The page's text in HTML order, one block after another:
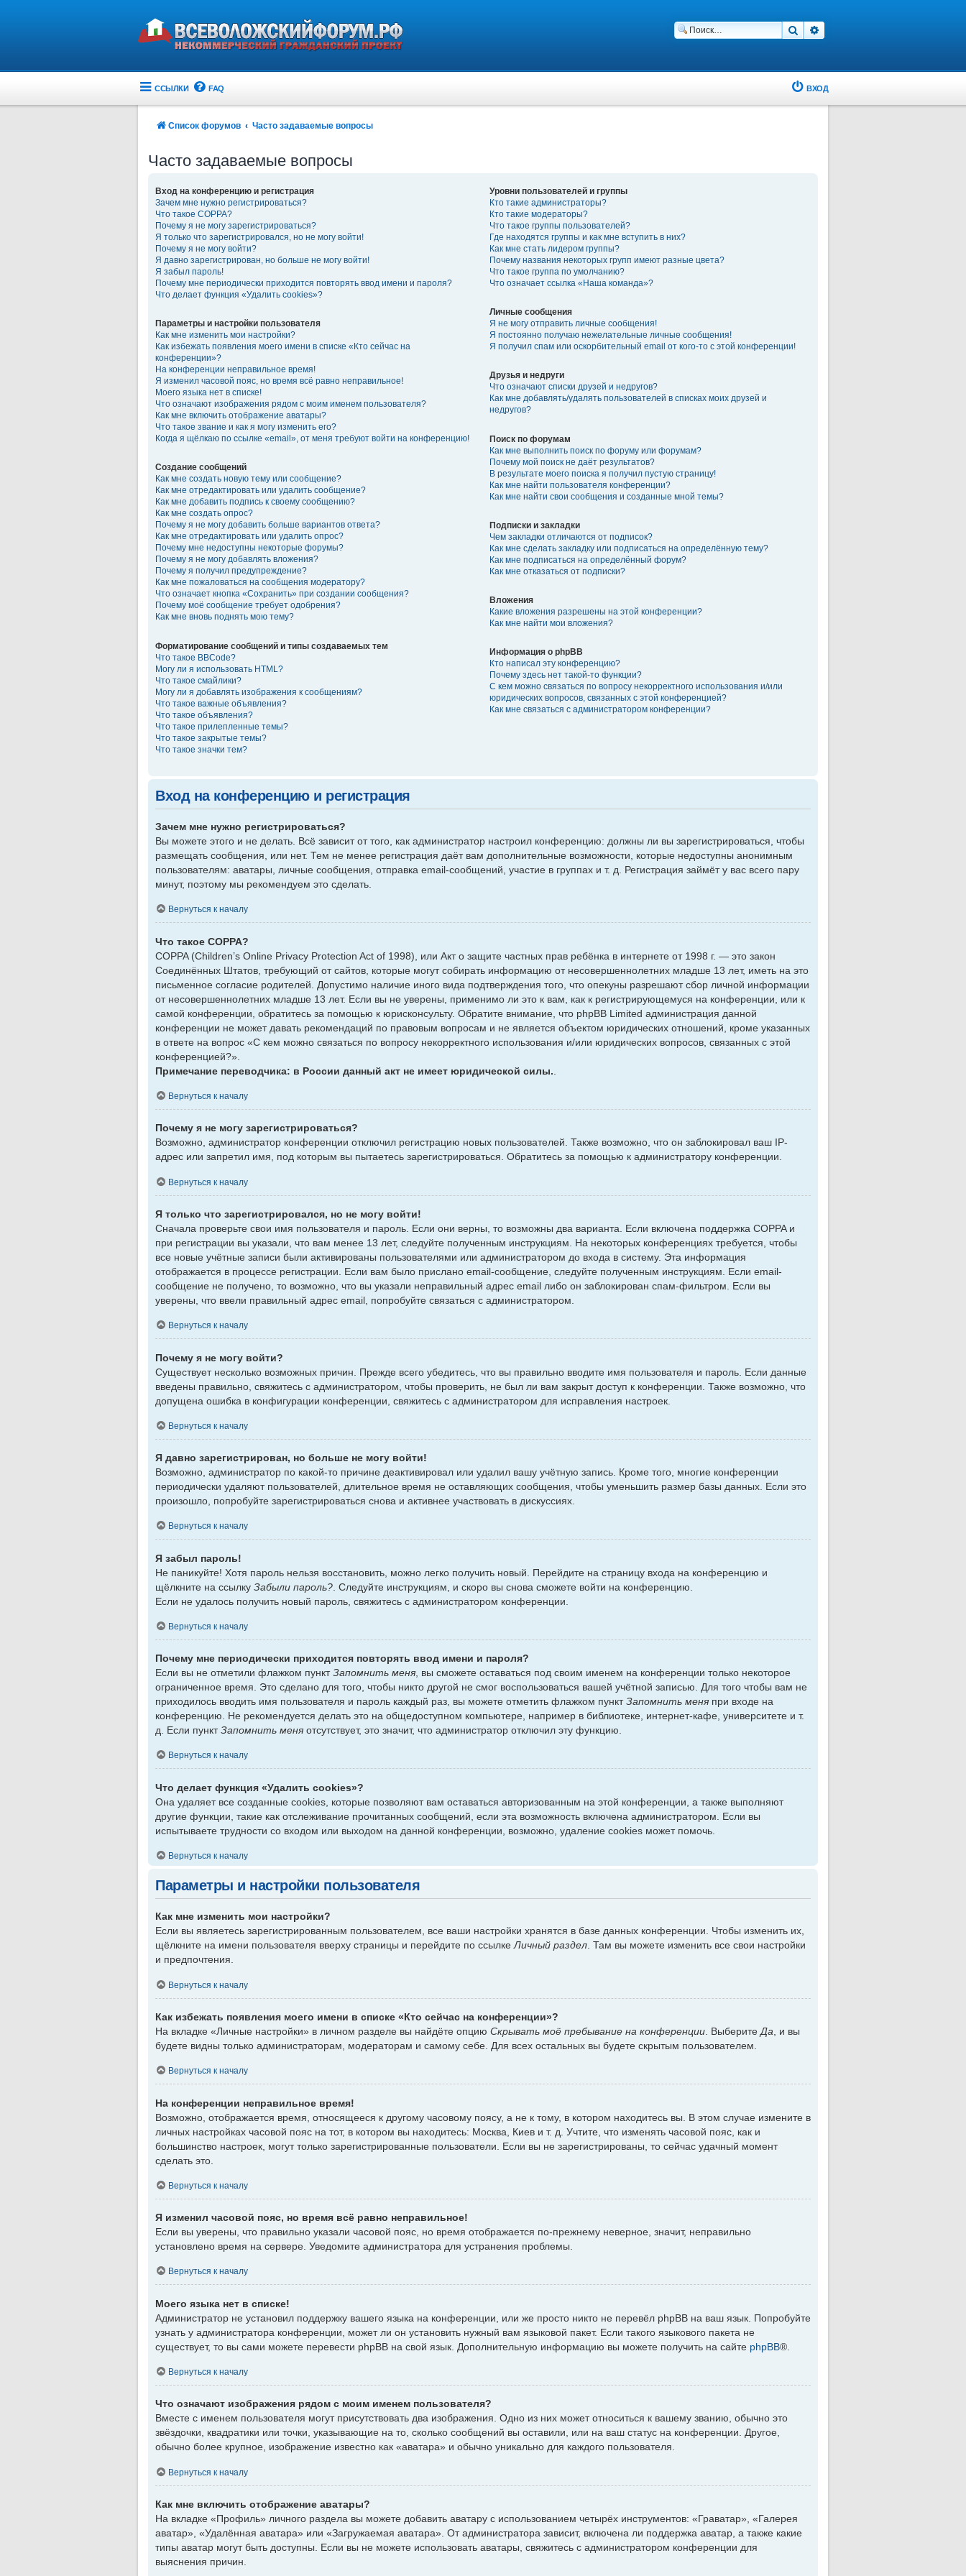
Поиск
ССЫЛКИ FAQ ВХОД
Список форумов Часто задаваемые вопросы
Часто задаваемые вопросы
Вход на конференцию и регистрация
Зачем мне нужно регистрироваться?
Что такое COPPA?
Почему я не могу зарегистрироваться?
Я только что зарегистрировался, но не могу войти!
Почему я не могу войти?
Я давно зарегистрирован, но больше не могу войти!
Я забыл пароль!
Почему мне периодически приходится повторять ввод имени и пароля?
Что делает функция «Удалить cookies»?
Параметры и настройки пользователя
Как мне изменить мои настройки?
Как избежать появления моего имени в списке «Кто сейчас на
конференции»?
На конференции неправильное время!
Я изменил часовой пояс, но время всё равно неправильное!
Моего языка нет в списке!
Что означают изображения рядом с моим именем пользователя?
Как мне включить отображение аватары?
Что такое звание и как я могу изменить его?
Когда я щёлкаю по ссылке «email», от меня требуют войти на конференцию!
Создание сообщений
Как мне создать новую тему или сообщение?
Как мне отредактировать или удалить сообщение?
Как мне добавить подпись к своему сообщению?
Как мне создать опрос?
Почему я не могу добавить больше вариантов ответа?
Как мне отредактировать или удалить опрос?
Почему мне недоступны некоторые форумы?
Почему я не могу добавлять вложения?
Почему я получил предупреждение?
Как мне пожаловаться на сообщения модератору?
Что означает кнопка «Сохранить» при создании сообщения?
Почему моё сообщение требует одобрения?
Как мне вновь поднять мою тему?
Форматирование сообщений и типы создаваемых тем
Что такое BBCode?
Могу ли я использовать HTML?
Что такое смайлики?
Могу ли я добавлять изображения к сообщениям?
Что такое важные объявления?
Что такое объявления?
Что такое прилепленные темы?
Что такое закрытые темы?
Что такое значки тем?
Уровни пользователей и группы
Кто такие администраторы?
Кто такие модераторы?
Что такое группы пользователей?
Где находятся группы и как мне вступить в них?
Как мне стать лидером группы?
Почему названия некоторых групп имеют разные цвета?
Что такое группа по умолчанию?
Что означает ссылка «Наша команда»?
Личные сообщения
Я не могу отправить личные сообщения!
Я постоянно получаю нежелательные личные сообщения!
Я получил спам или оскорбительный email от кого-то с этой конференции!
Друзья и недруги
Что означают списки друзей и недругов?
Как мне добавлять/удалять пользователей в списках моих друзей и
недругов?
Поиск по форумам
Как мне выполнить поиск по форуму или форумам?
Почему мой поиск не даёт результатов?
В результате моего поиска я получил пустую страницу!
Как мне найти пользователя конференции?
Как мне найти свои сообщения и созданные мной темы?
Подписки и закладки
Чем закладки отличаются от подписок?
Как мне сделать закладку или подписаться на определённую тему?
Как мне подписаться на определённый форум?
Как мне отказаться от подписки?
Вложения
Какие вложения разрешены на этой конференции?
Как мне найти мои вложения?
Информация о phpBB
Кто написал эту конференцию?
Почему здесь нет такой-то функции?
С кем можно связаться по вопросу некорректного использования и/или
юридических вопросов, связанных с этой конференцией?
Как мне связаться с администратором конференции?
Вход на конференцию и регистрация
Зачем мне нужно регистрироваться?
Вы можете этого и не делать. Всё зависит от того, как администратор настроил конференцию: должны ли вы зарегистрироваться, чтобы
размещать сообщения, или нет. Тем не менее регистрация даёт вам дополнительные возможности, которые недоступны анонимным
пользователям: аватары, личные сообщения, отправка email-сообщений, участие в группах и т. д. Регистрация займёт у вас всего пару
минут, поэтому мы рекомендуем это сделать.
Вернуться к началу
Что такое COPPA?
COPPA (Children’s Online Privacy Protection Act of 1998), или Акт о защите частных прав ребёнка в интернете от 1998 г. — это закон
Соединённых Штатов, требующий от сайтов, которые могут собирать информацию от несовершеннолетних младше 13 лет, иметь на это
письменное согласие родителей. Допустимо наличие иного вида подтверждения того, что опекуны разрешают сбор личной информации
от несовершеннолетних младше 13 лет. Если вы не уверены, применимо ли это к вам, как к регистрирующемуся на конференции, или к
самой конференции, обратитесь за помощью к юрисконсульту. Обратите внимание, что phpBB Limited администрация данной
конференции не может давать рекомендаций по правовым вопросам и не является объектом юридических отношений, кроме указанных
в ответе на вопрос «С кем можно связаться по вопросу некорректного использования и/или юридических вопросов, связанных с этой
конференцией?».
Примечание переводчика: в России данный акт не имеет юридической силы.
Вернуться к началу
Почему я не могу зарегистрироваться?
Возможно, администратор конференции отключил регистрацию новых пользователей. Также возможно, что он заблокировал ваш IP-
адрес или запретил имя, под которым вы пытаетесь зарегистрироваться. Обратитесь за помощью к администратору конференции.
Вернуться к началу
Я только что зарегистрировался, но не могу войти!
Сначала проверьте свои имя пользователя и пароль. Если они верны, то возможны два варианта. Если включена поддержка COPPA и
при регистрации вы указали, что вам менее 13 лет, следуйте полученным инструкциям. На некоторых конференциях требуется, чтобы
все новые учётные записи были активированы пользователями или администратором до входа в систему. Эта информация
отображается в процессе регистрации. Если вам было прислано email-сообщение, следуйте полученным инструкциям. Если email-
сообщение не получено, то возможно, что вы указали неправильный адрес email либо он заблокирован спам-фильтром. Если вы
уверены, что ввели правильный адрес email, попробуйте связаться с администратором.
Вернуться к началу
Почему я не могу войти?
Существует несколько возможных причин. Прежде всего убедитесь, что вы правильно вводите имя пользователя и пароль. Если данные
введены правильно, свяжитесь с администратором, чтобы проверить, не был ли вам закрыт доступ к конференции. Также возможно, что
допущена ошибка в конфигурации конференции, свяжитесь с администратором для исправления настроек.
Вернуться к началу
Я давно зарегистрирован, но больше не могу войти!
Возможно, администратор по какой-то причине деактивировал или удалил вашу учётную запись. Кроме того, многие конференции
периодически удаляют пользователей, длительное время не оставляющих сообщения, чтобы уменьшить размер базы данных. Если это
произошло, попробуйте зарегистрироваться снова и активнее участвовать в дискуссиях.
Вернуться к началу
Я забыл пароль!
Не паникуйте! Хотя пароль нельзя восстановить, можно легко получить новый. Перейдите на страницу входа на конференцию и
щёлкните на ссылку Забыли пароль? . Следуйте инструкциям, и скоро вы снова сможете войти на конференцию.
Если не удалось получить новый пароль, свяжитесь с администратором конференции.
Вернуться к началу
Почему мне периодически приходится повторять ввод имени и пароля?
Если вы не отметили флажком пунктЗапомнить меня, вы сможете оставаться под своим именем на конференции только некоторое
ограниченное время. Это сделано для того, чтобы никто другой не смог воспользоваться вашей учётной записью. Для того чтобы вам не
приходилось вводить имя пользователя и пароль каждый раз, вы можете отметить флажком пунктЗапомнить меня при входе на
конференцию. Не рекомендуется делать это на общедоступном компьютере, например в библиотеке, интернет-кафе, университете и т.
д. Если пунктЗапомнить меня отсутствует, это значит, что администратор отключил эту функцию.
Вернуться к началу
Что делает функция «Удалить cookies»?
Она удаляет все созданные cookies, которые позволяют вам оставаться авторизованным на этой конференции, а также выполняют
другие функции, такие как отслеживание прочитанных сообщений, если эта возможность включена администратором. Если вы
испытываете трудности со входом или выходом на данной конференции, возможно, удаление cookies может помочь.
Вернуться к началу
Параметры и настройки пользователя
Как мне изменить мои настройки?
Если вы являетесь зарегистрированным пользователем, все ваши настройки хранятся в базе данных конференции. Чтобы изменить их,
щёлкните на имени пользователя вверху страницы и перейдите по ссылкеЛичный раздел. Там вы можете изменить все свои настройки
и предпочтения.
Вернуться к началу
Как избежать появления моего имени в списке «Кто сейчас на конференции»?
На вкладке «Личные настройки» в личном разделе вы найдёте опцию Скрывать моё пребывание на конференции . Выберите Да , и вы
будете видны только администраторам, модераторам и самому себе. Для всех остальных вы будете скрытым пользователем.
Вернуться к началу
На конференции неправильное время!
Возможно, отображается время, относящееся к другому часовому поясу, а не к тому, в котором находитесь вы. В этом случае измените в
личных настройках часовой пояс на тот, в котором вы находитесь: Москва, Киев и т. д. Учтите, что изменять часовой пояс, как и
большинство настроек, могут только зарегистрированные пользователи. Если вы не зарегистрированы, то сейчас удачный момент
сделать это.
Вернуться к началу
Я изменил часовой пояс, но время всё равно неправильное!
Если вы уверены, что правильно указали часовой пояс, но время отображается по-прежнему неверное, значит, неправильно
установлено время на сервере. Уведомите администратора для устранения проблемы.
Вернуться к началу
Моего языка нет в списке!
Администратор не установил поддержку вашего языка на конференции, или же просто никто не перевёл phpBB на ваш язык. Попробуйте
узнать у администратора конференции, может ли он установить нужный вам языковой пакет. Если такого языкового пакета не
существует, то вы сами можете перевести phpBB на свой язык. Дополнительную информацию вы можете получить на сайте phpBB®.
Вернуться к началу
Что означают изображения рядом с моим именем пользователя?
Вместе с именем пользователя могут присутствовать два изображения. Одно из них может относиться к вашему званию, обычно это
звёздочки, квадратики или точки, указывающие на то, сколько сообщений вы оставили, или на ваш статус на конференции. Другое,
обычно более крупное, изображение известно как «аватара» и обычно уникально для каждого пользователя.
Вернуться к началу
Как мне включить отображение аватары?
На вкладке «Профиль» личного раздела вы можете добавить аватару с использованием четырёх инструментов: «Граватар», «Галерея
аватар», «Удалённая аватара» или «Загружаемая аватара». От администратора зависит, включена ли поддержка аватар, а также какие
типы аватар могут быть доступны. Если вы не можете использовать аватары, свяжитесь с администратором конференции для
выяснения причин.